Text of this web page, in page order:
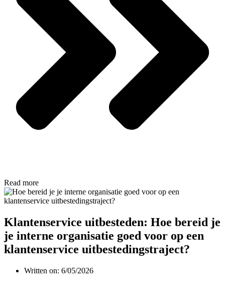
Read more
Klantenservice uitbesteden: Hoe bereid je
je interne organisatie goed voor op een
klantenservice uitbestedingstraject?
Written on: 6/05/2026